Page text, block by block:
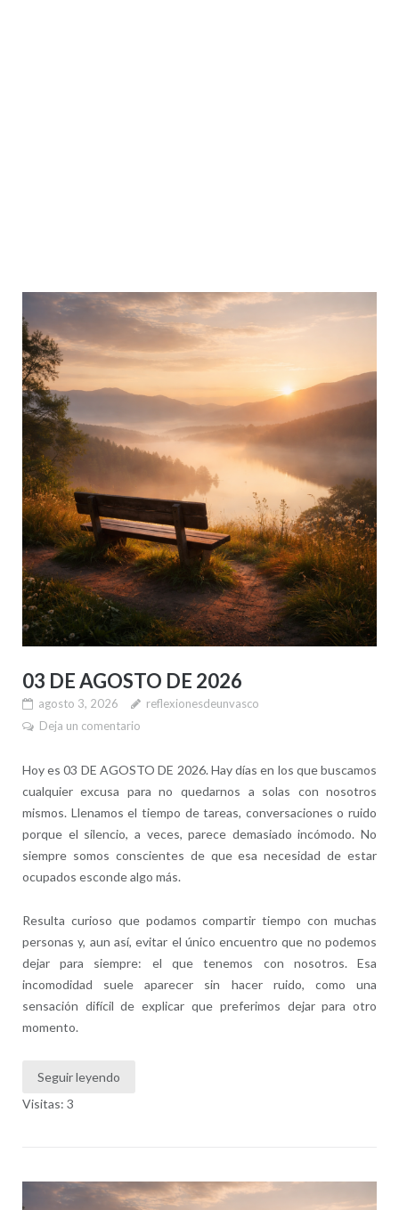
03 DE AGOSTO DE 2026
agosto 3, 2026
reflexionesdeunvasco
Deja un comentario
Hoy es 03 DE AGOSTO DE 2026. Hay días en los que buscamos
cualquier excusa para no quedarnos a solas con nosotros
mismos. Llenamos el tiempo de tareas, conversaciones o ruido
porque el silencio, a veces, parece demasiado incómodo. No
siempre somos conscientes de que esa necesidad de estar
ocupados esconde algo más.
Resulta curioso que podamos compartir tiempo con muchas
personas y, aun así, evitar el único encuentro que no podemos
dejar para siempre: el que tenemos con nosotros. Esa
incomodidad suele aparecer sin hacer ruido, como una
sensación difícil de explicar que preferimos dejar para otro
momento.
Seguir leyendo
Visitas: 3